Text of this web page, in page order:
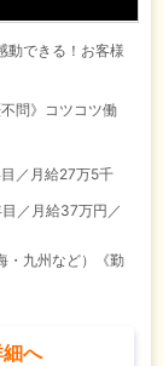
動できる！お客様
問》コツコツ働
／月給27万5千
／月給37万円／
・九州など）《勤
へ